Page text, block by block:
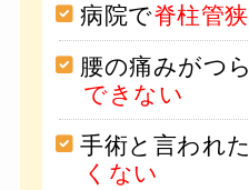
病院で脊柱管
腰の痛みがつ
できない
手術と言われ
くない